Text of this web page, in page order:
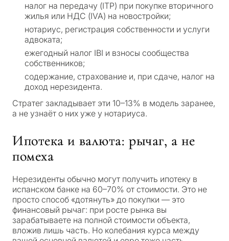
налог на передачу (ITP) при покупке вторичного
жилья или НДС (IVA) на новостройки;
нотариус, регистрация собственности и услуги
адвоката;
ежегодный налог IBI и взносы сообщества
собственников;
содержание, страхование и, при сдаче, налог на
доход нерезидента.
Стратег закладывает эти 10–13% в модель заранее,
а не узнаёт о них уже у нотариуса.
Ипотека и валюта: рычаг, а не
помеха
Нерезиденты обычно могут получить ипотеку в
испанском банке на 60–70% от стоимости. Это не
просто способ «дотянуть» до покупки — это
финансовый рычаг: при росте рынка вы
зарабатываете на полной стоимости объекта,
вложив лишь часть. Но колебания курса между